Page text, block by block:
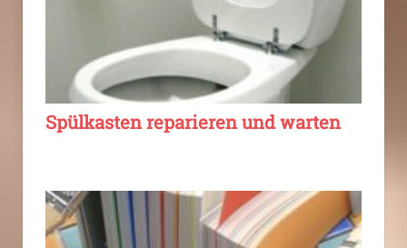
Spülkasten reparieren und warten